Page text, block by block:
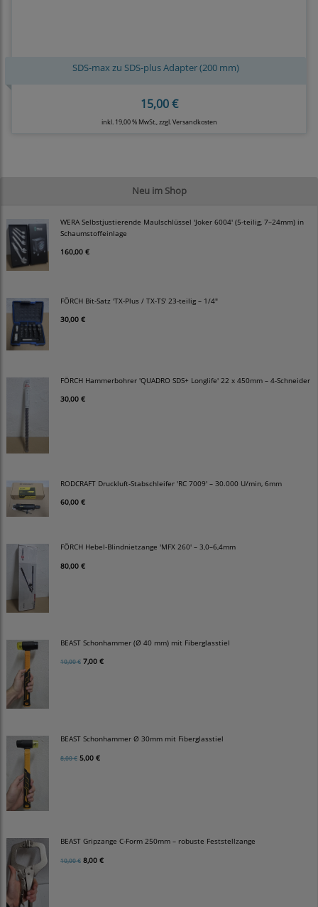
Neu im Shop
WERA Selbstjustierende Maulschlüssel 'Joker 6004' (5-teilig, 7–24mm) in
Schaumstoffeinlage
160,00 €
FÖRCH Bit-Satz 'TX-Plus / TX-TS' 23-teilig – 1/4"
30,00 €
FÖRCH Hammerbohrer 'QUADRO SDS+ Longlife' 22 x 450mm – 4-Schneider
30,00 €
RODCRAFT Druckluft-Stabschleifer 'RC 7009' – 30.000 U/min, 6mm
60,00 €
FÖRCH Hebel-Blindnietzange 'MFX 260' – 3,0–6,4mm
80,00 €
BEAST Schonhammer (Ø 40 mm) mit Fiberglasstiel
10,00 € 7,00 €
BEAST Schonhammer Ø 30mm mit Fiberglasstiel
8,00 € 5,00 €
BEAST Gripzange C-Form 250mm – robuste Feststellzange
10,00 € 8,00 €
SDS-max zu SDS-plus Adapter (200 mm)
15,00 €
inkl. 19,00 % MwSt., zzgl.Versandkosten